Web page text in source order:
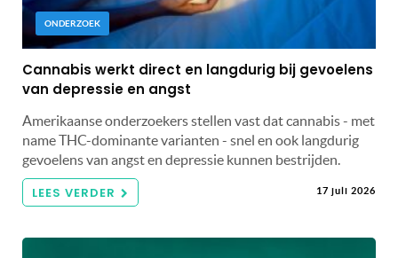
ONDERZOEK
Cannabis werkt direct en langdurig bij gevoelens
van depressie en angst
Amerikaanse onderzoekers stellen vast dat cannabis - met
name THC-dominante varianten - snel en ook langdurig
gevoelens van angst en depressie kunnen bestrijden.
LEES VERDER 17 juli 2026